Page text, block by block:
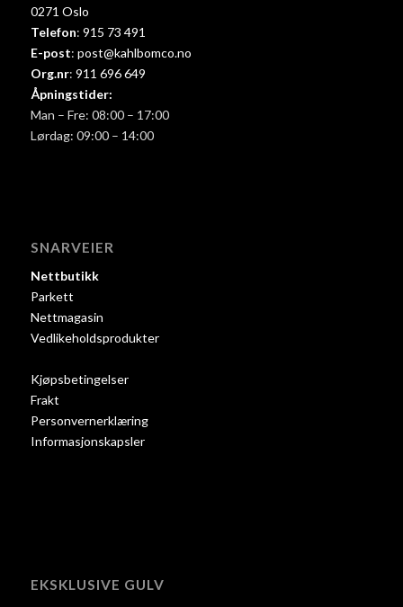
0271 Oslo
Telefon: 915 73 491
E-post: post@kahlbomco.no
Org.nr: 911 696 649
Åpningstider:
Man – Fre: 08:00 – 17:00
Lørdag: 09:00 – 14:00
SNARVEIER
Nettbutikk
Parkett
Nettmagasin
Vedlikeholdsprodukter
Kjøpsbetingelser
Frakt
Personvernerklæring
Informasjonskapsler
EKSKLUSIVE GULV